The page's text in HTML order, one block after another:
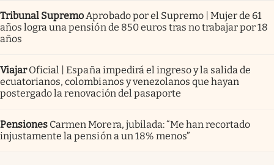
Tribunal Supremo Aprobado por el Supremo | Mujer de 61
años logra una pensión de 850 euros tras no trabajar por 18
años
Viajar Oficial | España impedirá el ingreso y la salida de
ecuatorianos, colombianos y venezolanos que hayan
postergado la renovación del pasaporte
Pensiones Carmen Morera, jubilada: “Me han recortado
injustamente la pensión a un 18% menos”